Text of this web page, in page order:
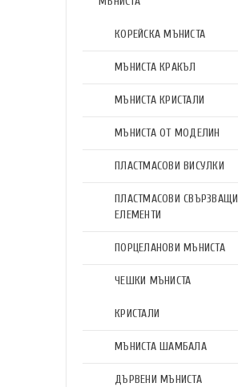
КОРЕЙСКА МЪНИСТА
МЪНИСТА КРАКЪЛ
МЪНИСТА КРИСТАЛИ
МЪНИСТА ОТ МОДЕЛИН
ПЛАСТМАСОВИ ВИСУЛКИ
ПЛАСТМАСОВИ СВЪРЗВАЩИ
ЕЛЕМЕНТИ
ПОРЦЕЛАНОВИ МЪНИСТА
ЧЕШКИ МЪНИСТА
КРИСТАЛИ
МЪНИСТА ШАМБАЛА
ДЪРВЕНИ МЪНИСТА